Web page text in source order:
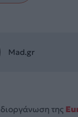
Mad.gr
της